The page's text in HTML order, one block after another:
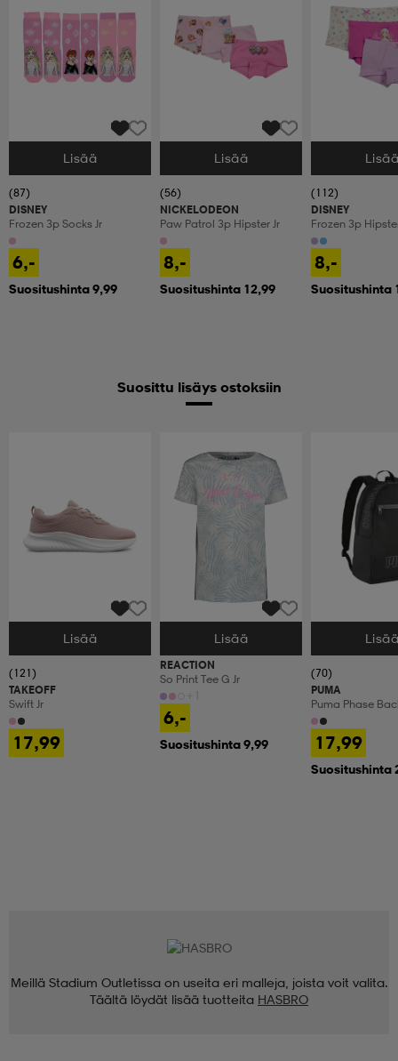
Valitse Koko
Lisää
(87)
DISNEY
Frozen 3p Socks Jr
6,-
Suositushinta 9,99
Valitse Koko
Lisää
(56)
NICKELODEON
Paw Patrol 3p Hipster Jr
8,-
Suositushinta 12,99
Valitse Koko
(112)
DISNEY
Frozen 3p
8,-
Suositushinta
Suosittu lisäys ostoksiin
Valitse Koko
Lisää
(121)
TAKEOFF
Swift Jr
17,99
Valitse Koko
Lisää
REACTION
So Print Tee G Jr
6,-
Suositushinta 9,99
Valitse Koko
(70)
PUMA
Puma Phase
17,99
Suositushinta
Meillä Stadium Outletissa on useita eri malleja, joista voit valita.
Täältä löydät lisää tuotteita HASBRO